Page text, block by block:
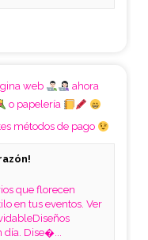
web
ahora
o papelería
métodos de pago
que florecen
en tus eventos. Ver
día. Dise�...